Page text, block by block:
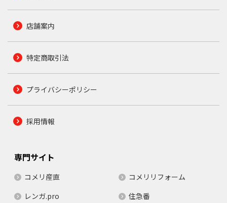
店舗案内
特定商取引法
プライバシーポリシー
採用情報
専門サイト
コメリ産直
コメリリフォーム
レンガ.pro
住急番